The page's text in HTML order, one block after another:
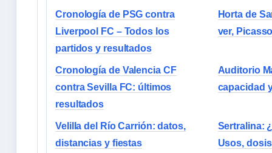
Cronología de PSG contra
Liverpool FC – Todos los
partidos y resultados
Horta de
ver,
Cronología de Valencia CF
contra Sevilla FC: últimos
resultados
Auditorio
capacidad
Velilla del Río Carrión: datos,
distancias y fiestas
Sertralina:
Usos,